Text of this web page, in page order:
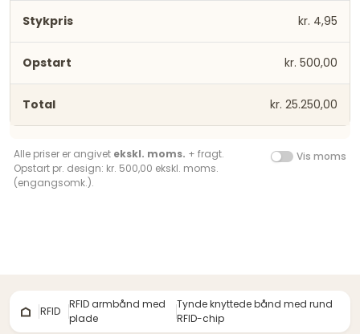
kr. 4,95
kr. 500,00
kr. 25.250,00
Alle priser er angivet ekskl. moms. + fragt.
Opstart pr. design: kr. 500,00 ekskl. moms.
(engangsomk.).
Vis moms
RFID
RFID armbånd med
plade
Tynde knyttede bånd med rund
RFID-chip